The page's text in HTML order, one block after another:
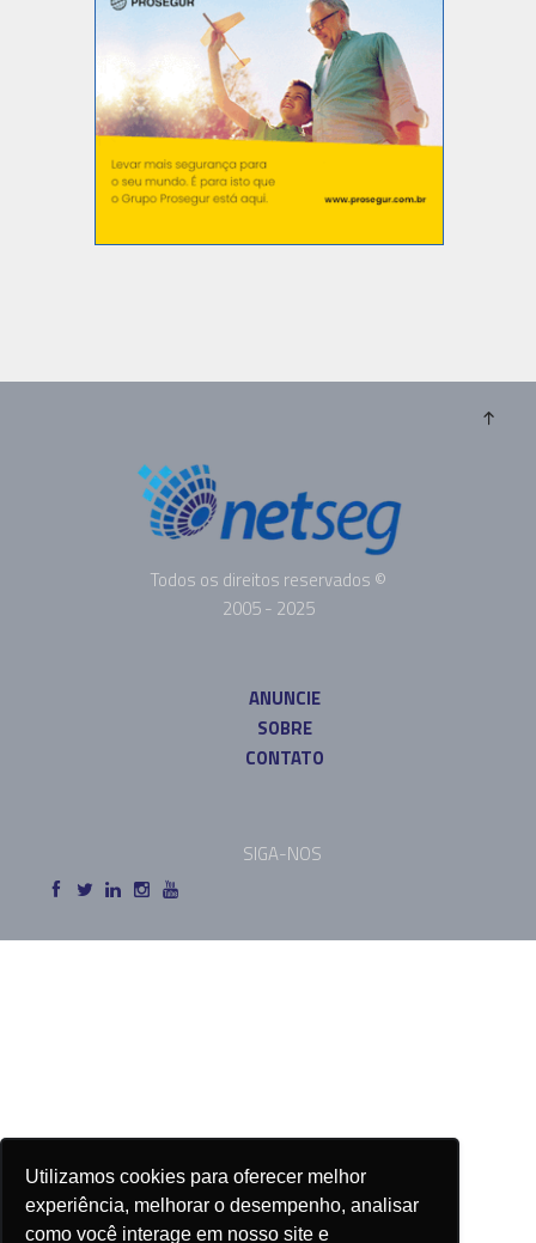
Utilizamos cookies para oferecer melhor
experiência, melhorar o desempenho, analisar
como você interage em nosso site e
Todos os direitos reservados ©
2005 - 2025
ANUNCIE
SOBRE
CONTATO
SIGA-NOS